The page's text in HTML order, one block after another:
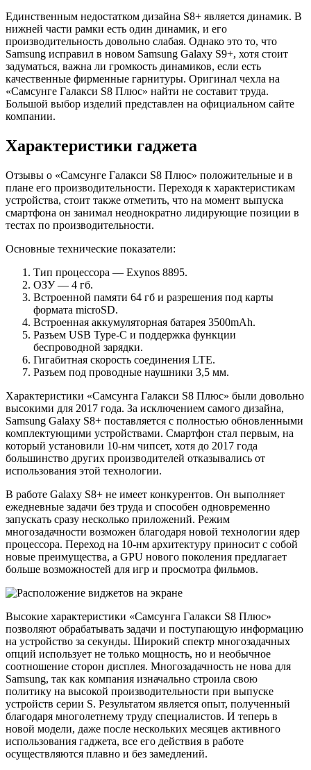
Единственным недостатком дизайна S8+ является динамик. В
нижней части рамки есть один динамик, и его
производительность довольно слабая. Однако это то, что
Samsung исправил в новом Samsung Galaxy S9+, хотя стоит
задуматься, важна ли громкость динамиков, если есть
качественные фирменные гарнитуры. Оригинал чехла на
«Самсунге Галакси S8 Плюс» найти не составит труда.
Большой выбор изделий представлен на официальном сайте
компании.
Характеристики гаджета
Отзывы о «Самсунге Галакси S8 Плюс» положительные и в
плане его производительности. Переходя к характеристикам
устройства, стоит также отметить, что на момент выпуска
смартфона он занимал неоднократно лидирующие позиции в
тестах по производительности.
Основные технические показатели:
Тип процессора — Exynos 8895.
ОЗУ — 4 гб.
Встроенной памяти 64 гб и разрешения под карты
формата microSD.
Встроенная аккумуляторная батарея 3500mAh.
Разъем USB Type-C и поддержка функции
беспроводной зарядки.
Гигабитная скорость соединения LTE.
Разъем под проводные наушники 3,5 мм.
Характеристики «Самсунга Галакси S8 Плюс» были довольно
высокими для 2017 года. За исключением самого дизайна,
Samsung Galaxy S8+ поставляется с полностью обновленными
комплектующими устройствами. Смартфон стал первым, на
который установили 10-нм чипсет, хотя до 2017 года
большинство других производителей отказывались от
использования этой технологии.
В работе Galaxy S8+ не имеет конкурентов. Он выполняет
ежедневные задачи без труда и способен одновременно
запускать сразу несколько приложений. Режим
многозадачности возможен благодаря новой технологии ядер
процессора. Переход на 10-нм архитектуру приносит с собой
новые преимущества, а GPU нового поколения предлагает
больше возможностей для игр и просмотра фильмов.
Высокие характеристики «Самсунга Галакси S8 Плюс»
позволяют обрабатывать задачи и поступающую информацию
на устройство за секунды. Широкий спектр многозадачных
опций использует не только мощность, но и необычное
соотношение сторон дисплея. Многозадачность не нова для
Samsung, так как компания изначально строила свою
политику на высокой производительности при выпуске
устройств серии S. Результатом является опыт, полученный
благодаря многолетнему труду специалистов. И теперь в
новой модели, даже после нескольких месяцев активного
использования гаджета, все его действия в работе
осуществляются плавно и без замедлений.